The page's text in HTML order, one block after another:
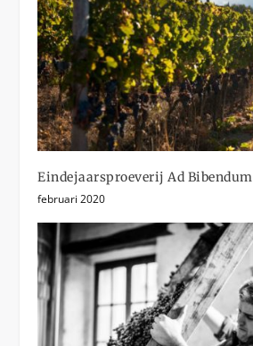
Eindejaarsproeverij Ad Bibendum
februari 2020